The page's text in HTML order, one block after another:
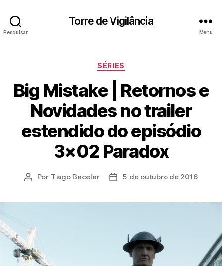
Pesquisar
Torre de Vigilância
Menu
Categorias
SÉRIES
Big Mistake | Retornos e
Novidades no trailer
estendido do episódio
3×02 Paradox
Autor
Por Tiago Bacelar
Data5 de outubro de 2016